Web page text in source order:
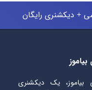
+ دیکشنری رایگان
بیاموز، یک دیکشنری